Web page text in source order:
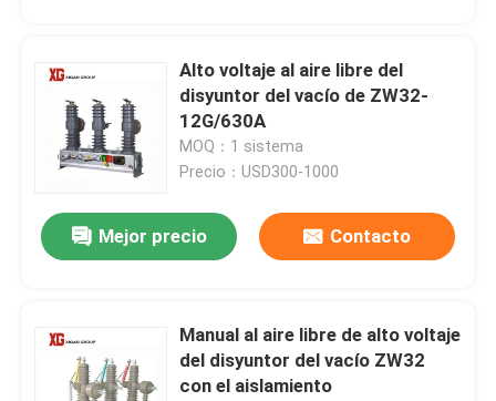
Productos
Sobre nosotros
Viaje de la fábrica
Éntrenos en contacto con
Alto voltaje al aire libre del
disyuntor del vacío de ZW32-
12G/630A
MOQ：1 sistema
Precio：USD300-1000
Mejor precio Contacto
Manual al aire libre de alto voltaje
del disyuntor del vacío ZW32
con el aislamiento